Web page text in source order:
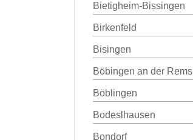
Bietigheim-Bissingen
Birkenfeld
Bisingen
Böbingen an der Rems
Böblingen
Bodeslhausen
Bondorf